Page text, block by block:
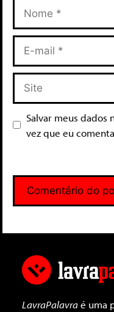
Salvar meus dados
vez que eu
LavraPalavraé uma